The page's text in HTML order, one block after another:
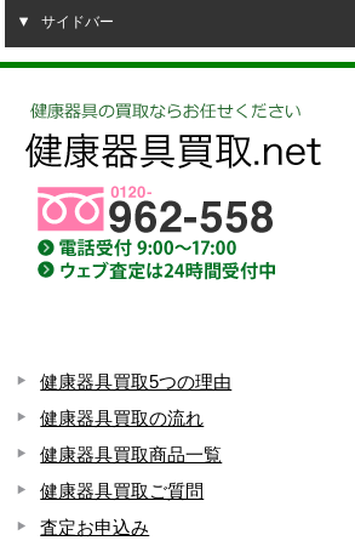
サイドバー
健康器具買取5つの理由
健康器具買取の流れ
健康器具買取商品一覧
健康器具買取ご質問
査定お申込み